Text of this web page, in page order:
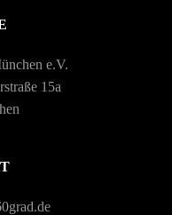
e.V.
15a